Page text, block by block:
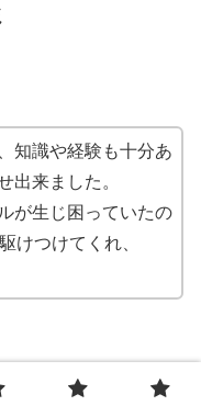
知識や経験も十分あ
出来ました。
が生じ困っていたの
けつけてくれ、
も十分あ